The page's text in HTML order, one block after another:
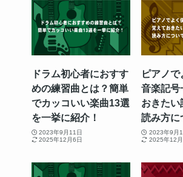
ドラム初心者におすす
めの練習曲とは？簡単
でカッコいい楽曲13選
を一挙に紹介！
2023年9月11日
2025年12月6日
ピアノ
音楽記号
おきたい
読み方に
2023年9月
2025年12月